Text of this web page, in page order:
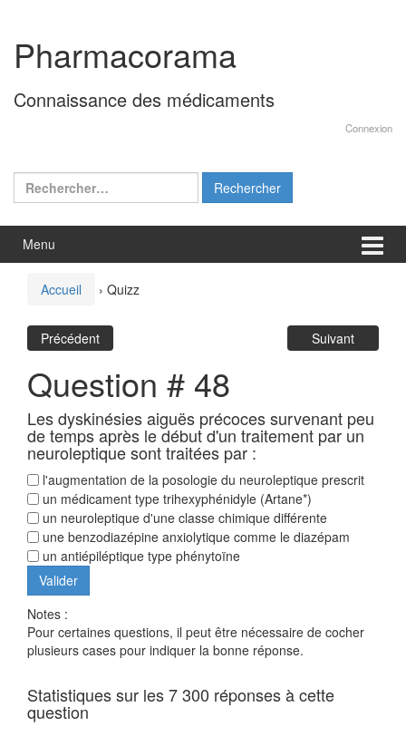
contenu
menu
principal
Pharmacorama
Connaissance des médicaments
Connexion
Rechercher :
Menu
Accueil › Quizz
Précédent Suivant
Question # 48
Les dyskinésies aiguës précoces survenant peu
de temps après le début d'un traitement par un
neuroleptique sont traitées par :
l'augmentation de la posologie du neuroleptique prescrit
un médicament type trihexyphénidyle (Artane*)
un neuroleptique d'une classe chimique différente
une benzodiazépine anxiolytique comme le diazépam
un antiépiléptique type phénytoïne
Notes :
Pour certaines questions, il peut être nécessaire de cocher
plusieurs cases pour indiquer la bonne réponse.
Statistiques sur les 7 300 réponses à cette
question